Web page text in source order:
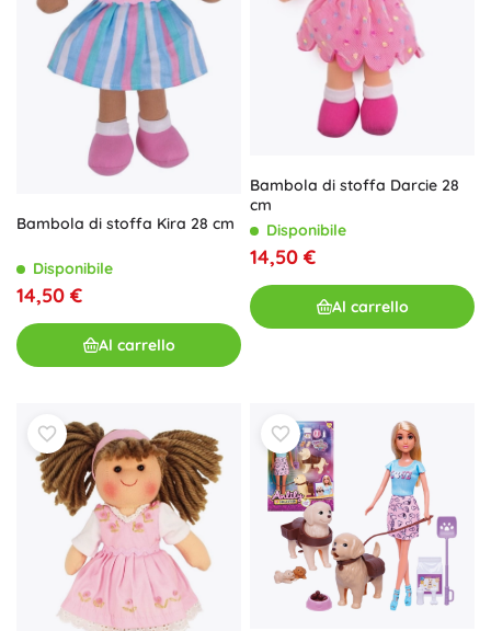
Bambola di stoffa Kira 28 cm
Disponibile
14,50 €
Al carrello
Bambola di stoffa Darcie 28
cm
Disponibile
14,50 €
Al carrello